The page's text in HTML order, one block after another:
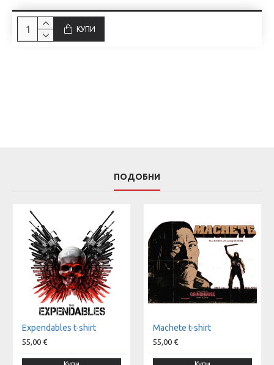
КУПИ
ПОДОБНИ
Expendables t-shirt
55,00 €
Machete t-shirt
55,00 €